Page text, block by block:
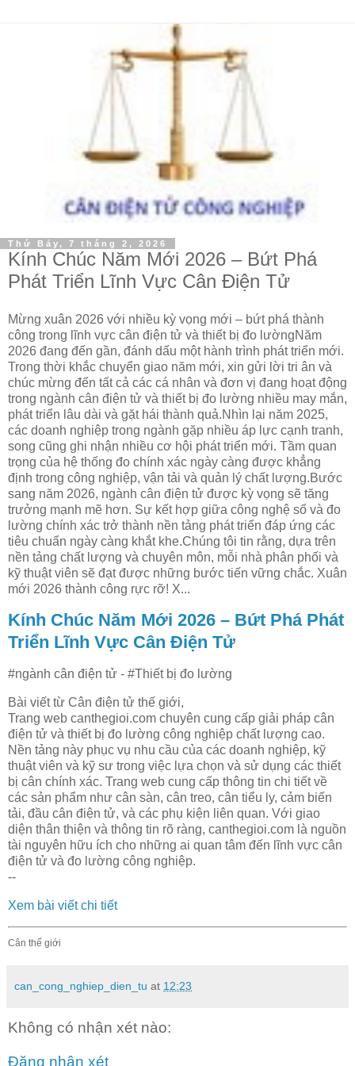
Thứ Bảy, 7 tháng 2, 2026
Kính Chúc Năm Mới 2026 – Bứt Phá
Phát Triển Lĩnh Vực Cân Điện Tử
Mừng xuân 2026 với nhiều kỳ vọng mới – bứt phá thành
công trong lĩnh vực cân điện tử và thiết bị đo lườngNăm
2026 đang đến gần, đánh dấu một hành trình phát triển mới.
Trong thời khắc chuyển giao năm mới, xin gửi lời tri ân và
chúc mừng đến tất cả các cá nhân và đơn vị đang hoạt động
trong ngành cân điện tử và thiết bị đo lường nhiều may mắn,
phát triển lâu dài và gặt hái thành quả.Nhìn lại năm 2025,
các doanh nghiệp trong ngành gặp nhiều áp lực cạnh tranh,
song cũng ghi nhận nhiều cơ hội phát triển mới. Tầm quan
trọng của hệ thống đo chính xác ngày càng được khẳng
định trong công nghiệp, vận tải và quản lý chất lượng.Bước
sang năm 2026, ngành cân điện tử được kỳ vọng sẽ tăng
trưởng mạnh mẽ hơn. Sự kết hợp giữa công nghệ số và đo
lường chính xác trở thành nền tảng phát triển đáp ứng các
tiêu chuẩn ngày càng khắt khe.Chúng tôi tin rằng, dựa trên
nền tảng chất lượng và chuyên môn, mỗi nhà phân phối và
kỹ thuật viên sẽ đạt được những bước tiến vững chắc. Xuân
mới 2026 thành công rực rỡ! X...
Kính Chúc Năm Mới 2026 – Bứt Phá Phát
Triển Lĩnh Vực Cân Điện Tử
#ngành cân điện tử - #Thiết bị đo lường
Bài viết từ Cân điện tử thế giới,
Trang web canthegioi.com chuyên cung cấp giải pháp cân
điện tử và thiết bị đo lường công nghiệp chất lượng cao.
Nền tảng này phục vụ nhu cầu của các doanh nghiệp, kỹ
thuật viên và kỹ sư trong việc lựa chọn và sử dụng các thiết
bị cân chính xác. Trang web cung cấp thông tin chi tiết về
các sản phẩm như cân sàn, cân treo, cân tiểu ly, cảm biến
tải, đầu cân điện tử, và các phụ kiện liên quan. Với giao
diện thân thiện và thông tin rõ ràng, canthegioi.com là nguồn
tài nguyên hữu ích cho những ai quan tâm đến lĩnh vực cân
điện tử và đo lường công nghiệp.
--
Xem bài viết chi tiết
Cân thế giới
can_cong_nghiep_dien_tu at 12:23
Không có nhận xét nào:
Đăng nhận xét